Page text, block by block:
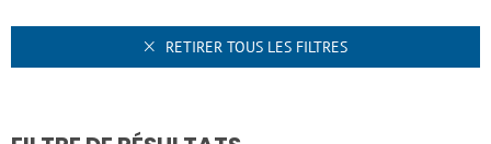
RETIRER TOUS LES FILTRES